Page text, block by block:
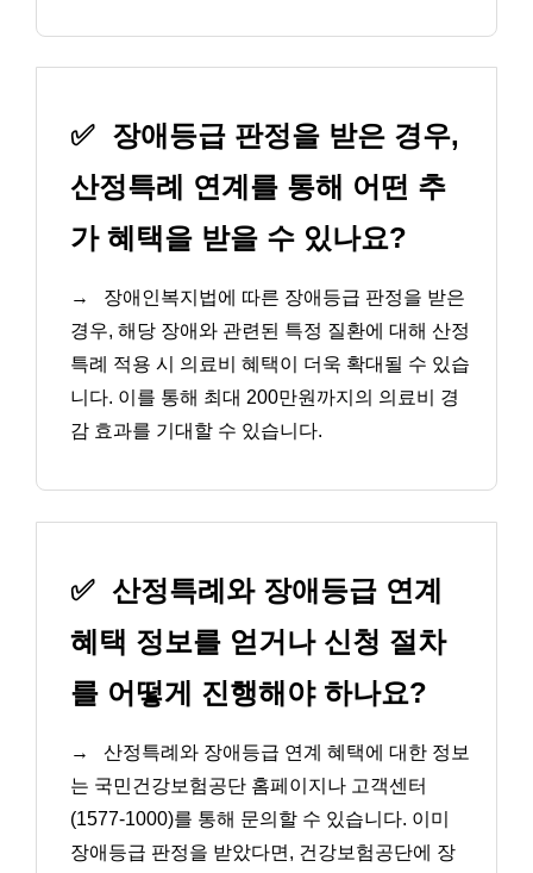
✅ 장애등급 판정을 받은 경우,
산정특례 연계를 통해 어떤 추
가 혜택을 받을 수 있나요?
→
장애인복지법에 따른 장애등급 판정을 받은
경우, 해당 장애와 관련된 특정 질환에 대해 산정
특례 적용 시 의료비 혜택이 더욱 확대될 수 있습
니다. 이를 통해 최대 200만원까지의 의료비 경
감 효과를 기대할 수 있습니다.
✅ 산정특례와 장애등급 연계
혜택 정보를 얻거나 신청 절차
를 어떻게 진행해야 하나요?
→
산정특례와 장애등급 연계 혜택에 대한 정보
는 국민건강보험공단 홈페이지나 고객센터
(1577-1000)를 통해 문의할 수 있습니다. 이미
장애등급 판정을 받았다면, 건강보험공단에 장